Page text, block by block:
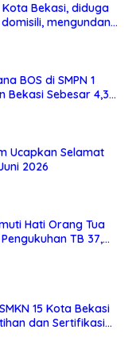
Kota Bekasi, diduga
mengundang
BOS di SMPN 1
Bekasi Sebesar 4,3
Ucapkan Selamat
2026
Hati Orang Tua
TB 37,
15 Kota Bekasi
dan Sertifikasi